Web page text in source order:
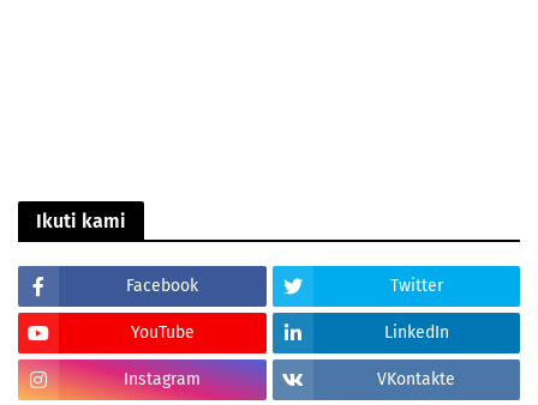
Ikuti kami
Facebook Twitter
YouTube LinkedIn
Instagram VKontakte